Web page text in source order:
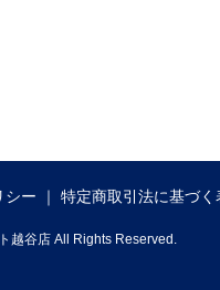
シー 特定商取引法に基づく
越谷店 All Rights Reserved.